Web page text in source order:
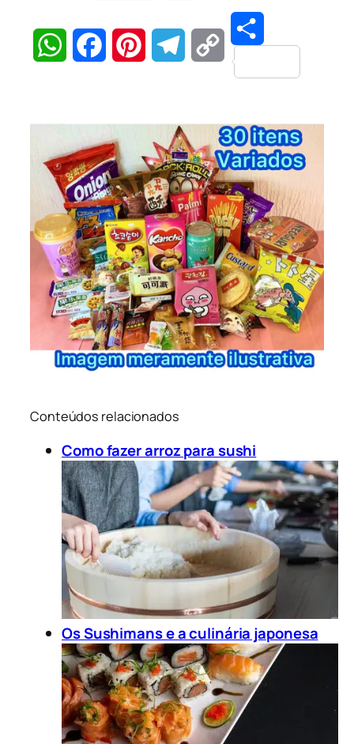
Share
Conteúdos relacionados
Como fazer arroz para sushi
Os Sushimans e a culinária japonesa